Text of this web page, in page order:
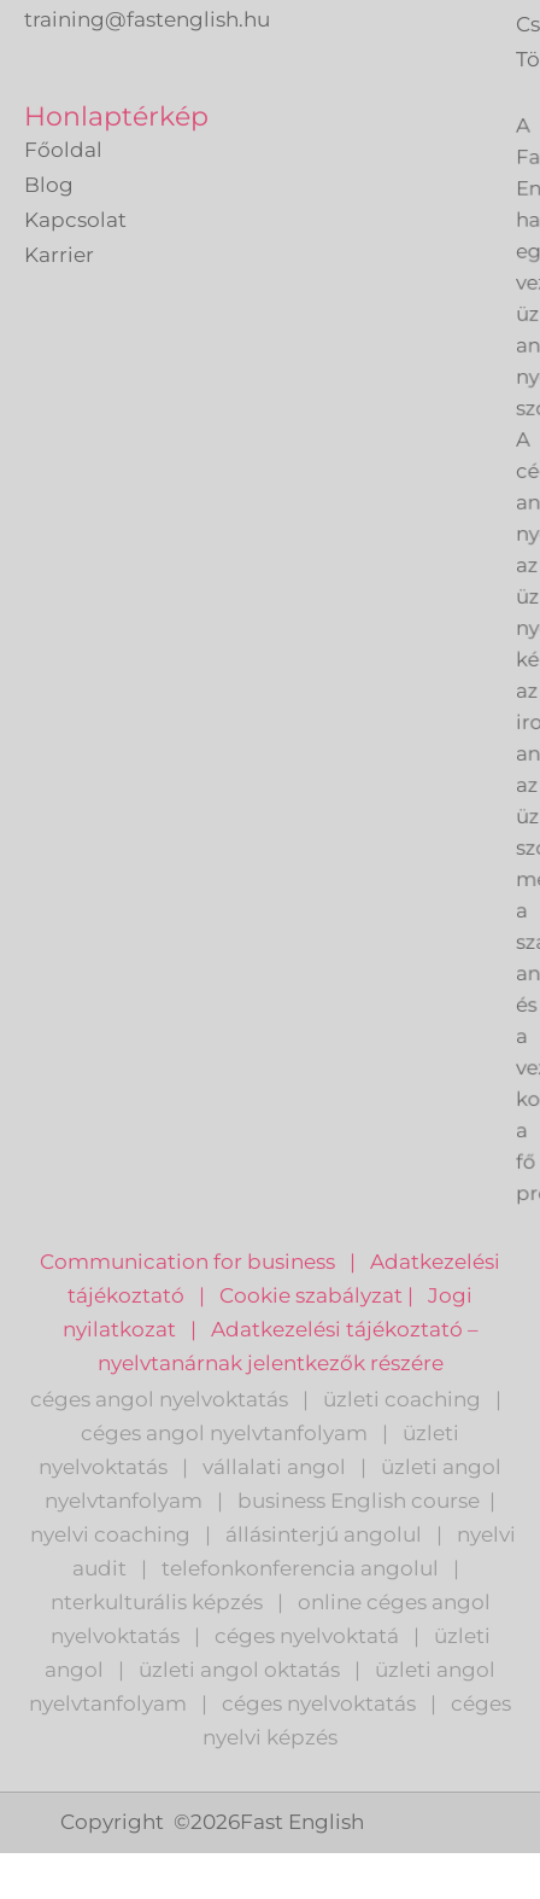
training@fastenglish.hu
Honlaptérkép
Főoldal
Blog
Kapcsolat
Karrier
A
az
az
az
a
és
a
a
Communication for business | Adatkezelési
tájékoztató | Cookie szabályzat | Jogi
nyilatkozat | Adatkezelési tájékoztató –
nyelvtanárnak jelentkezők részére
céges angol nyelvoktatás
| üzleti coaching
|
céges angol nyelvtanfolyam
|
üzleti
nyelvoktatás
| vállalati angol |
üzleti angol
nyelvtanfolyam
| business English course |
nyelvi coaching
| állásinterjú angolul |
nyelvi
audit
| telefonkonferencia angolul
|
nterkulturális képzés
| online céges angol
nyelvoktatás
| céges nyelvoktatá |
üzleti
angol
| üzleti angol oktatás |
üzleti angol
nyelvtanfolyam
| céges nyelvoktatás |
céges
nyelvi képzés
Copyright ©2026Fast English